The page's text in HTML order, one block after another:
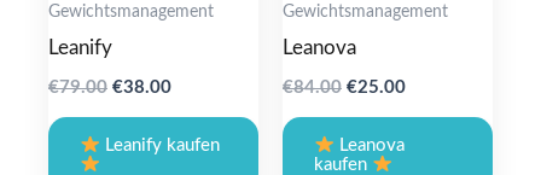
Gewichtsmanagement
Leanify
€79.00 Original
€79.00.
€38.00Current
€38.00.
Leanify kaufen
Gewichtsmanagement
Leanova
€84.00 Original
€84.00.
€25.00Current
Leanova
kaufen